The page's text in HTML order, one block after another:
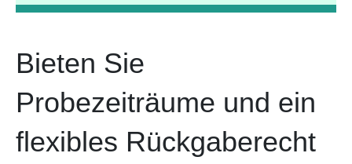
Bieten Sie
Probezeiträume und ein
flexibles Rückgaberecht